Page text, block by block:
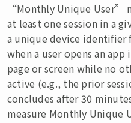
“Monthly Unique User”
at least one session in a
a unique device identifier
when a user opens an
page or screen while no
active (e.g., the prior
concludes after 30
measure Monthly Unique